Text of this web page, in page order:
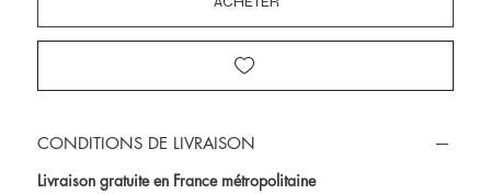
CONDITIONS DE LIVRAISON
Livraison gratuite en France métropolitaine